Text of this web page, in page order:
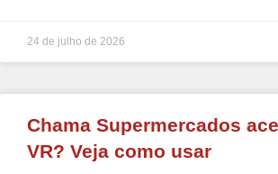
24 de julho de 2026
Chama Supermercados
VR? Veja como usar